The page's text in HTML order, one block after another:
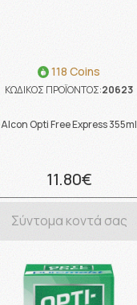
118 Coins
ΚΩΔΙΚΟΣ ΠΡΟΪΟΝΤΟΣ:20623
Alcon Opti Free Express 355ml
11.80€
Σύντομα κοντά σας